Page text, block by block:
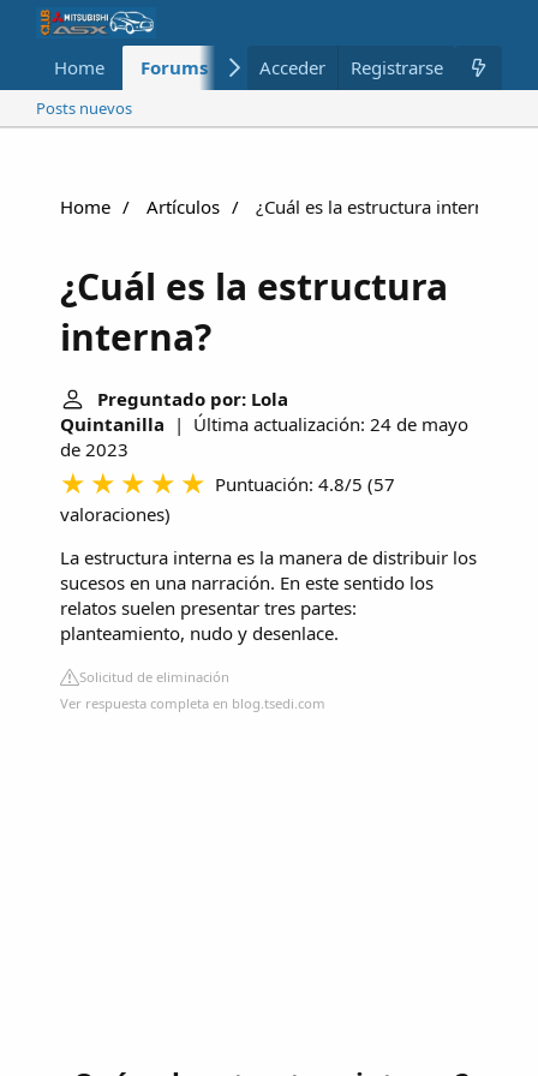
Home Forums Nuevo Miembros
Acceder Registrarse
Posts nuevos
Home Artículos ¿Cuál es la estructura interna?
¿Cuál es la estructura
interna?
Preguntado por: Lola
Quintanilla | Última actualización: 24 de mayo
de 2023
Puntuación: 4.8/5 (57
valoraciones)
La estructura interna es la manera de distribuir los
sucesos en una narración. En este sentido los
relatos suelen presentar tres partes:
planteamiento, nudo y desenlace.
Solicitud de eliminación
Ver respuesta completa en blog.tsedi.com